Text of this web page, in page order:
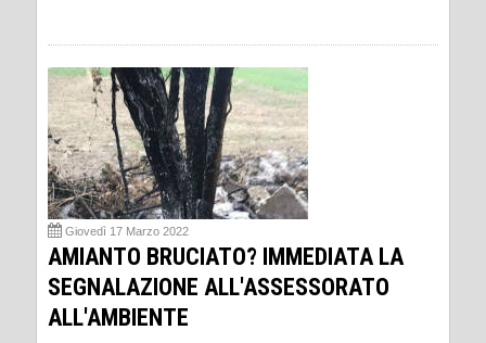
Giovedì 17 Marzo 2022
AMIANTO BRUCIATO? IMMEDIATA LA
SEGNALAZIONE ALL'ASSESSORATO
ALL'AMBIENTE